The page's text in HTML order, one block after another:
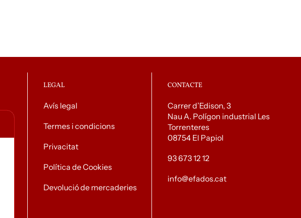
LEGAL
Avís legal
Termes i condicions
Privacitat
Política de Cookies
Devolució de mercaderies
CONTACTE
Carrer d’Edison, 3
Nau A. Polígon industrial Les
Torrenteres
08754 El Papiol
93 673 12 12
info@efados.cat